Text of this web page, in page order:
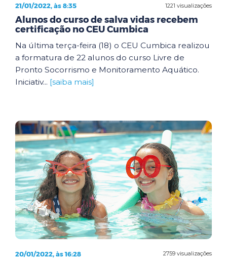
1221 visualizações
21/01/2022, às 8:35
Alunos do curso de salva vidas recebem
certificação no CEU Cumbica
Na última terça-feira (18) o CEU Cumbica realizou
a formatura de 22 alunos do curso Livre de
Pronto Socorrismo e Monitoramento Aquático.
Iniciativ... [saiba mais]
2759 visualizações
20/01/2022, às 16:28